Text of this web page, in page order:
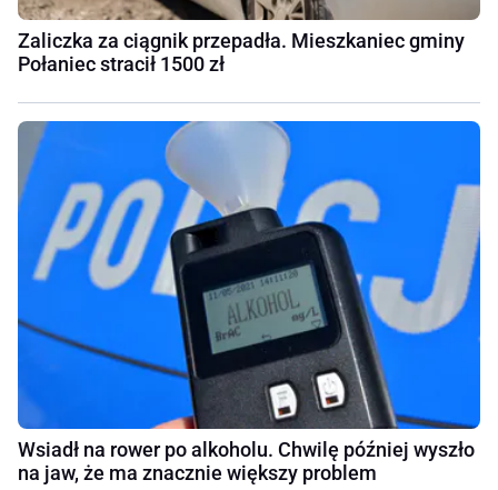
Zaliczka za ciągnik przepadła. Mieszkaniec gminy
Połaniec stracił 1500 zł
Wsiadł na rower po alkoholu. Chwilę później wyszło
na jaw, że ma znacznie większy problem